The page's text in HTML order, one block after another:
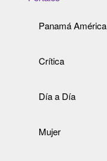
Panamá América
Crítica
Día a Día
Mujer